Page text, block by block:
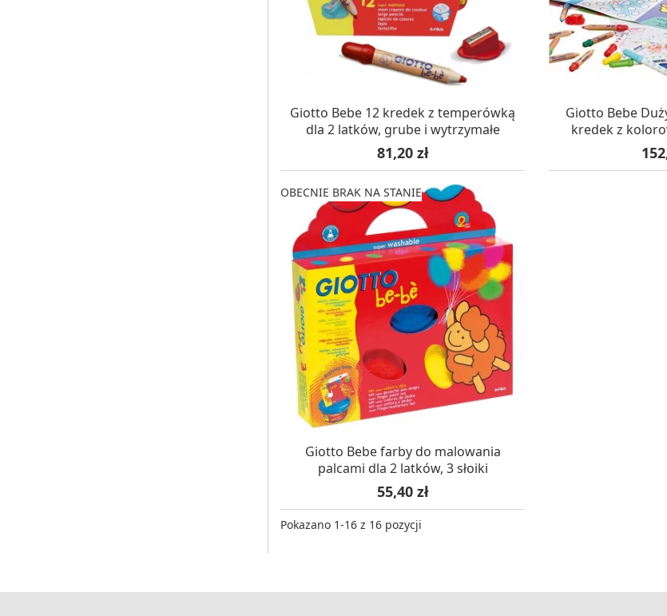
Giotto Bebe 12 kredek z temperówką
dla 2 latków, grube i wytrzymałe
Cena
81,20 zł
Giotto Bebe
kredek z
Giotto Bebe farby do malowania
palcami dla 2 latków, 3 słoiki
Cena
55,40 zł
OBECNIE BRAK NA STANIE
Pokazano 1-16 z 16 pozycji